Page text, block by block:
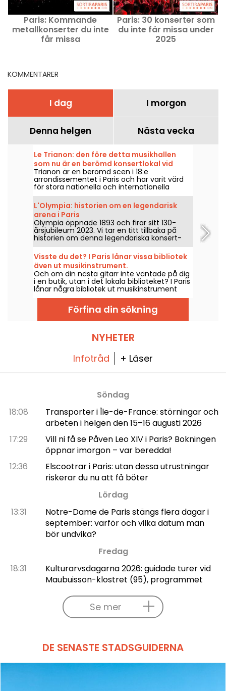
Paris: Kommande
metallkonserter du inte
får missa
Paris: 30 konserter som
du inte får missa under
2025
KOMMENTARER
I dag I morgon
Denna helgen Nästa vecka
Le Trianon: den före detta musikhallen
som nu är en berömd konsertlokal vid
foten av Butte Montmartre
Trianon är en berömd scen i 18:e
arrondissementet i Paris och har varit värd
för stora nationella och internationella
artister sedan den öppnade 1894. Här är en
tillbakablick på historien bakom detta
nöjesmecka som ligger vid foten av Butte
Montmartre.
L'Olympia: historien om en legendarisk
arena i Paris
Olympia öppnade 1893 och firar sitt 130-
årsjubileum 2023. Vi tar en titt tillbaka på
historien om denna legendariska konsert-
och nöjeslokal i Paris, där Edith Piaf, Jacques
Brel, Barbara och Johnny Hallyday samt Billie
Holiday, The Beatles och The Rolling Stones
har uppträtt.
Visste du det? I Paris lånar vissa bibliotek
även ut musikinstrument.
Och om din nästa gitarr inte väntade på dig
i en butik, utan i det lokala biblioteket? I Paris
lånar några bibliotek ut musikinstrument
gratis för att upptäcka, komma igång igen
eller helt enkelt våga ta första steget.
Förfina din sökning
NYHETER
Infotråd + Läser
Söndag
18:08
Transporter i Île-de-France: störningar och
arbeten i helgen den 15–16 augusti 2026
17:29
Vill ni få se Påven Leo XIV i Paris? Bokningen
öppnar imorgon – var beredda!
12:36
Elscootrar i Paris: utan dessa utrustningar
riskerar du nu att få böter
Lördag
13:31
Notre-Dame de Paris stängs flera dagar i
september: varför och vilka datum man
bör undvika?
Fredag
18:31
Kulturarvsdagarna 2026: guidade turer vid
Maubuisson-klostret (95), programmet
Se mer
DE SENASTE STADSGUIDERNA